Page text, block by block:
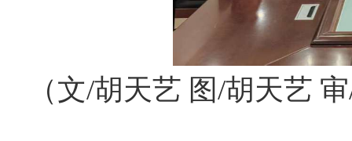
（文/胡天艺 图/胡天艺